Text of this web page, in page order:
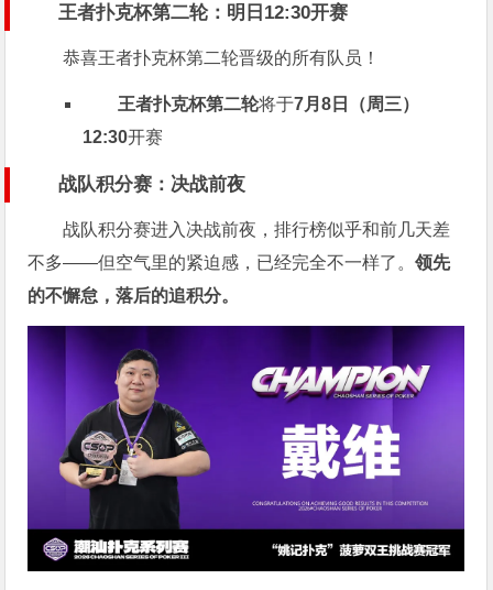
王者扑克杯第二轮：明日12:30开赛
恭喜王者扑克杯第二轮晋级的所有队员！
王者扑克杯第二轮将于7月8日（周三）
12:30开赛
战队积分赛：决战前夜
战队积分赛进入决战前夜，排行榜似乎和前几天差
不多——但空气里的紧迫感，已经完全不一样了。领先
的不懈怠，落后的追积分。